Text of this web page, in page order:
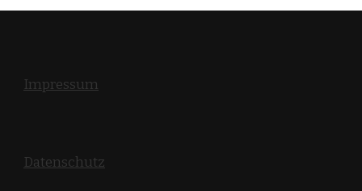
Impressum
Datenschutz